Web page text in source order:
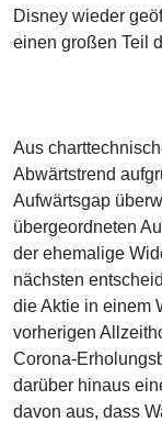
Disney wieder
einen großen Teil
Aus
Abwärtstrend
Aufwärtsgap
übergeordneten
der ehemalige
nächsten
die Aktie in einem
vorherigen
Corona-
darüber hinaus
davon aus, dass